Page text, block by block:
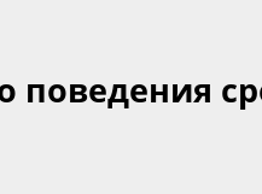
поведения